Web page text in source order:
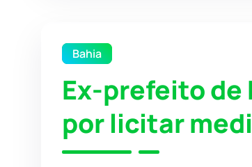
Bahia
Ex-prefeito de
por licitar